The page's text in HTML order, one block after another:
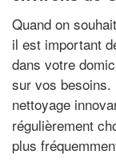
Quand on
il est important
dans votre
sur vos besoins.
nettoyage
régulièrement
plus